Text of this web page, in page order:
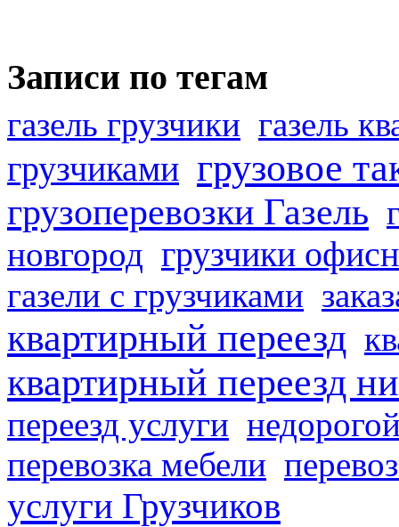
Записи по тегам
газель грузчики газель
грузчиками грузовое
грузоперевозки Газель
новгород грузчики
газели с грузчиками
квартирный переезд
квартирный переезд
переезд услуги
перевозка мебели
услуги Грузчиков